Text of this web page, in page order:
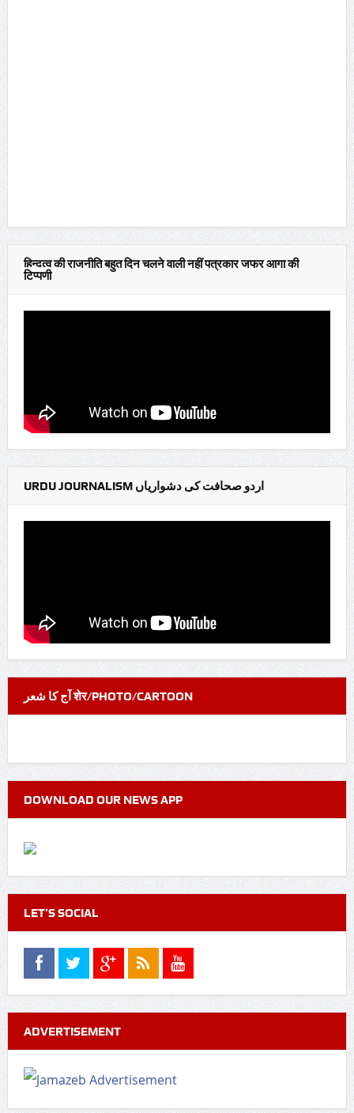
हिन्दुत्व की राजनीति बहुत दिन चलने वाली नहीं पत्रकार जफर आगा की
टिप्पणी
URDU JOURNALISM اردو صحافت کی دشواریاں
آج کا شعر शेर/PHOTO/CARTOON
DOWNLOAD OUR NEWS APP
LET’S SOCIAL
ADVERTISEMENT